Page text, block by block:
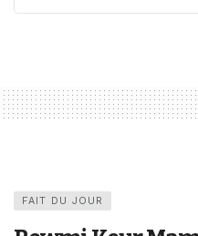
FAIT DU JOUR